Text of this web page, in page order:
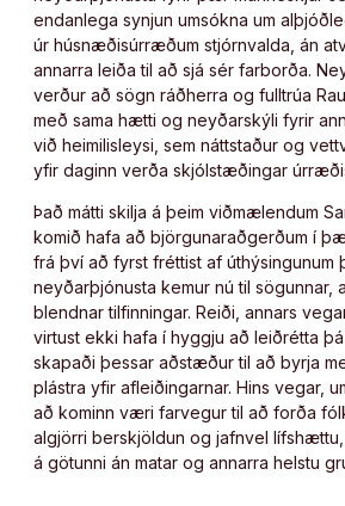
endanlega synjun umsókna um
úr húsnæðisúrræðum stjórnvalda, án
annarra leiða til að sjá sér farborða.
verður að sögn ráðherra og fulltrúa
með sama hætti og neyðarskýli fyrir
við heimilisleysi, sem náttstaður og
yfir daginn verða skjólstæðingar
Það mátti skilja á þeim viðmælendum
komið hafa að björgunaraðgerðum í
frá því að fyrst fréttist af úthýsingunum
neyðarþjónusta kemur nú til sögunnar,
blendnar tilfinningar. Reiði, annars
virtust ekki hafa í hyggju að leiðrétta
skapaði þessar aðstæður til að byrja
plástra yfir afleiðingarnar. Hins vegar,
að kominn væri farvegur til að forða
algjörri berskjöldun og jafnvel
á götunni án matar og annarra helstu